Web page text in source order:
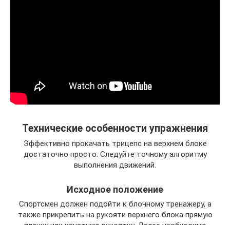
Технические особенности упражнения
Эффективно прокачать трицепс на верхнем блоке
достаточно просто. Следуйте точному алгоритму
выполнения движений.
Исходное положение
Спортсмен должен подойти к блочному тренажеру, а
также прикрепить на рукояти верхнего блока прямую